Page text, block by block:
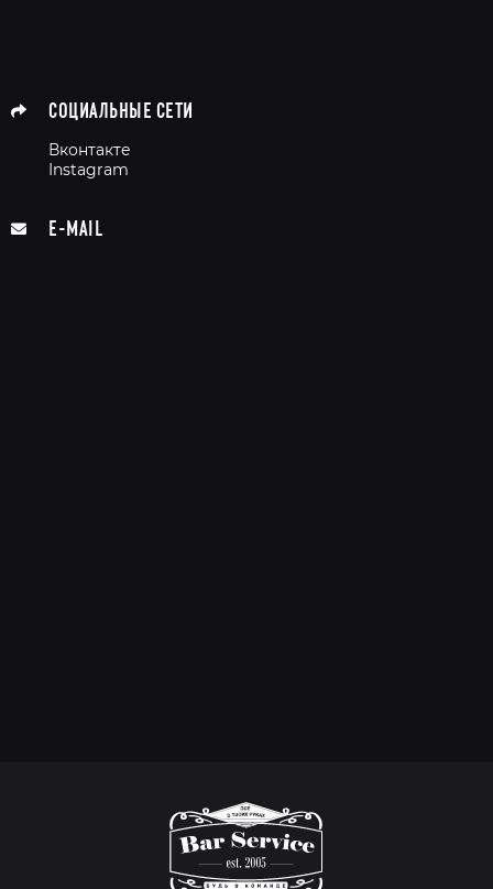
СОЦИАЛЬНЫЕ СЕТИ
Вконтакте
Instagram
E-MAIL